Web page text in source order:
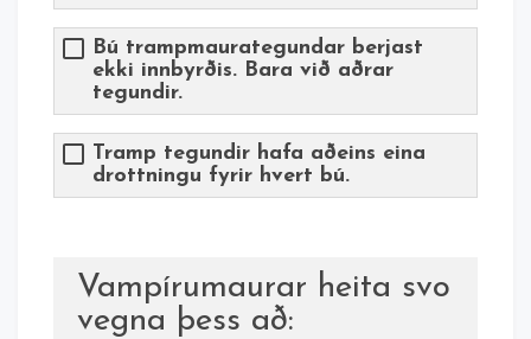
Bú trampmaurategundar berjast
ekki innbyrðis. Bara við aðrar
tegundir.
Tramp tegundir hafa aðeins eina
drottningu fyrir hvert bú.
Vampírumaurar heita svo
vegna þess að: